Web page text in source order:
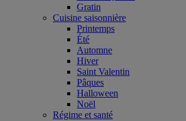
Gratin
Cuisine saisonnière
Printemps
Été
Automne
Hiver
Saint Valentin
Pâques
Halloween
Noël
Régime et santé